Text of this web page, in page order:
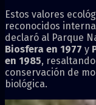
Estos valores
reconocidos
declaró al Parque
Biosfera en 1977 y
en 1985,
conservación de
biológica.